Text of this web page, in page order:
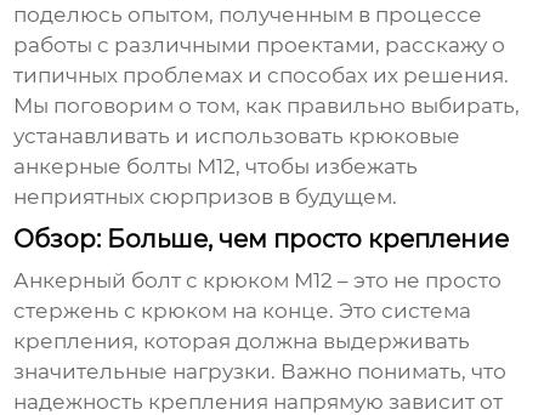
поделюсь опытом, полученным в процессе
работы с различными проектами, расскажу о
типичных проблемах и способах их решения.
Мы поговорим о том, как правильно выбирать,
устанавливать и использовать крюковые
анкерные болты М12, чтобы избежать
неприятных сюрпризов в будущем.
Обзор: Больше, чем просто крепление
Анкерный болт с крюком М12 – это не просто
стержень с крюком на конце. Это система
крепления, которая должна выдерживать
значительные нагрузки. Важно понимать, что
надежность крепления напрямую зависит от